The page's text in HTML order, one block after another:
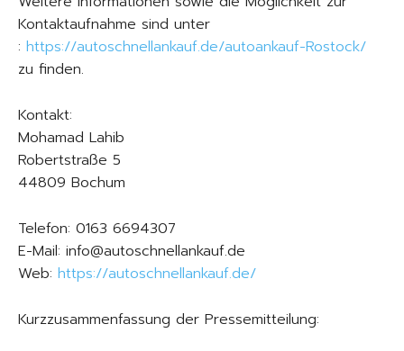
Kontaktaufnahme sind unter
: https://autoschnellankauf.de/autoankauf-Rostock/
zu finden.
Kontakt:
Mohamad Lahib
Robertstraße 5
44809 Bochum
Telefon: 0163 6694307
E-Mail: info@autoschnellankauf.de
Web: https://autoschnellankauf.de/
Kurzzusammenfassung der Pressemitteilung: